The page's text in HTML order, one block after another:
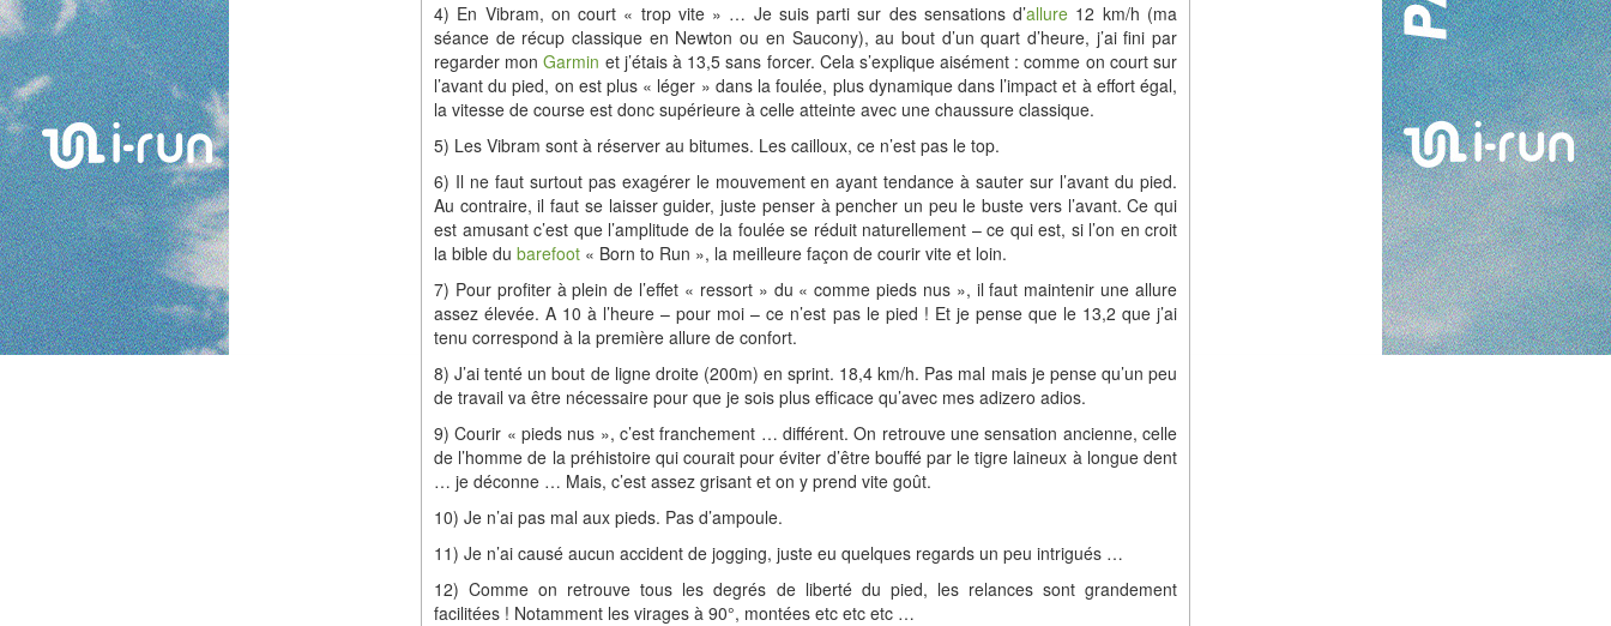
4) En Vibram, on court « trop vite » … Je suis parti sur des sensations d’allure 12 km/h (ma
séance de récup classique en Newton ou en Saucony), au bout d’un quart d’heure, j’ai fini par
regarder monGarmin et j’étais à 13,5 sans forcer. Cela s’explique aisément : comme on court sur
l’avant du pied, on est plus « léger » dans la foulée, plus dynamique dans l’impact et à effort égal,
la vitesse de course est donc supérieure à celle atteinte avec une chaussure classique.
5) Les Vibram sont à réserver au bitumes. Les cailloux, ce n’est pas le top.
6) Il ne faut surtout pas exagérer le mouvement en ayant tendance à sauter sur l’avant du pied.
Au contraire, il faut se laisser guider, juste penser à pencher un peu le buste vers l’avant. Ce qui
est amusant c’est que l’amplitude de la foulée se réduit naturellement – ce qui est, si l’on en croit
la bible du barefoot « Born to Run », la meilleure façon de courir vite et loin.
7) Pour profiter à plein de l’effet « ressort » du « comme pieds nus », il faut maintenir une allure
assez élevée. A 10 à l’heure – pour moi – ce n’est pas le pied ! Et je pense que le 13,2 que j’ai
tenu correspond à la première allure de confort.
8) J’ai tenté un bout de ligne droite (200m) en sprint. 18,4 km/h. Pas mal mais je pense qu’un peu
de travail va être nécessaire pour que je sois plus efficace qu’avec mes adizero adios.
9) Courir « pieds nus », c’est franchement … différent. On retrouve une sensation ancienne, celle
de l’homme de la préhistoire qui courait pour éviter d’être bouffé par le tigre laineux à longue dent
… je déconne … Mais, c’est assez grisant et on y prend vite goût.
10) Je n’ai pas mal aux pieds. Pas d’ampoule.
11) Je n’ai causé aucun accident de jogging, juste eu quelques regards un peu intrigués …
12) Comme on retrouve tous les degrés de liberté du pied, les relances sont grandement
facilitées ! Notamment les virages à 90°, montées etc etc etc …